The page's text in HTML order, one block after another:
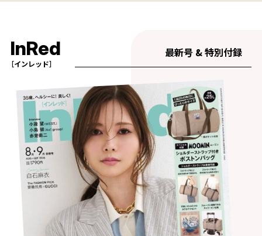
InRed
［インレッド］
最新号 & 特別付録